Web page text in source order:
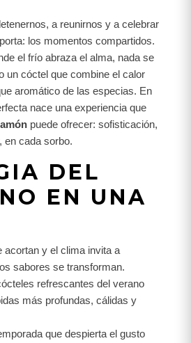
a reunirnos y a celebrar
los momentos compartidos.
el frío abraza el alma, nada se
un cóctel que combine el calor
aromático de las especias. En
nace una experiencia que
puede ofrecer: sofisticación,
en cada sorbo.
DEL
EN UNA
acortan y el clima invita a
sabores se transforman.
refrescantes del verano
más profundas, cálidas y
que despierta el gusto